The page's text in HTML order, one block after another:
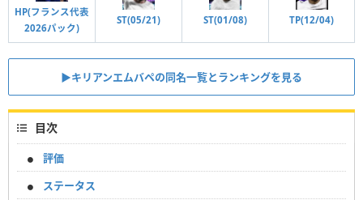
HP(フランス代表
2026パック)
ST(05/21) ST(01/08) TP(12/04)
▶︎キリアンエムバペの同名一覧とランキングを見る
目次
評価
ステータス